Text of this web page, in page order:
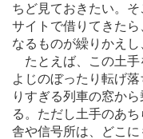
ちど見ておきたい。
サイトで借りてきた
なるものが繰りかえし
たとえば、この土手
よじのぼったり転げ落
りすぎる列車の窓か
る。ただし土手のあ
舎や信号所は、どこ